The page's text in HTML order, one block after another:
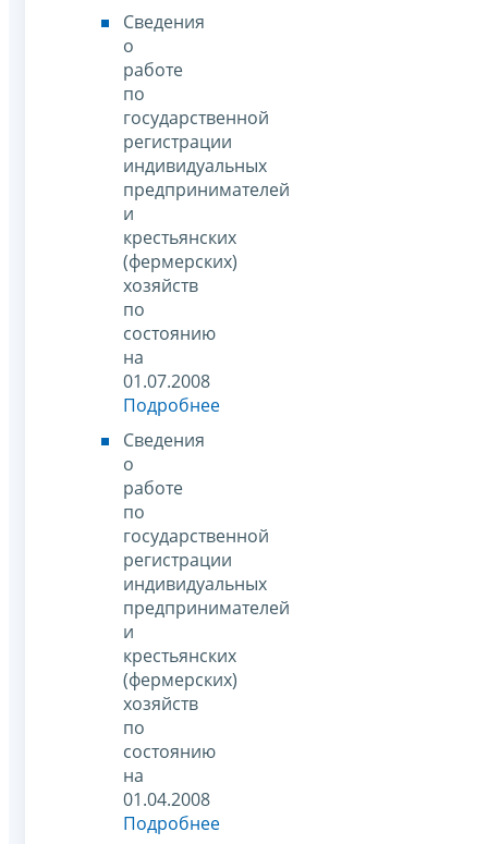
Сведения
о
работе
по
государственной
регистрации
индивидуальных
предпринимателей
и
крестьянских
(фермерских)
хозяйств
по
состоянию
на
01.07.2008
Подробнее
Сведения
о
работе
по
государственной
регистрации
индивидуальных
предпринимателей
и
крестьянских
(фермерских)
хозяйств
по
состоянию
на
01.04.2008
Подробнее